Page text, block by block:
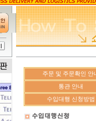
주문 및 주문확인 안
통관 안내
수입대행 신청방법